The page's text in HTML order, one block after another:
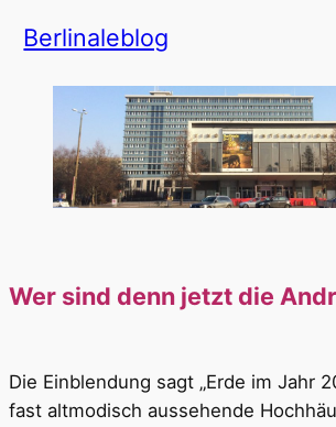
Inhalt
Berlinaleblog
Wer sind denn jetzt die
Die Einblendung sagt „Erde im Jahr
fast altmodisch aussehende